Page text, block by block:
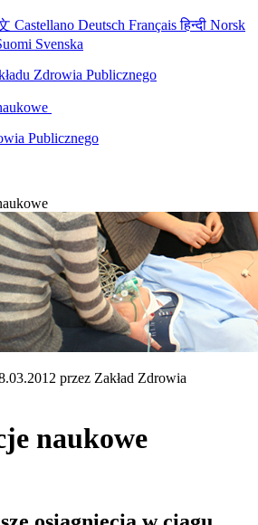
Castellano Deutsch Françaisहिन्दी Norsk
Svenska
Zdrowia Publicznego
Publicznego
przez Zakład Zdrowia
naukowe